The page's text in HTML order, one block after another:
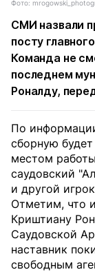
Фото:
СМИ назвали
посту
Команда не
последнем
Роналду,
По
сборную
местом
саудовский
и другой
Отметим, что
Криштиану
Саудовской
наставник
свободным